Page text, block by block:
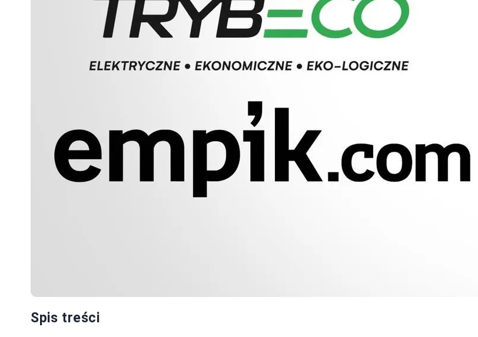
Spis treści